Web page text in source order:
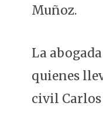
Muñoz.
La
quienes
civil Carlos